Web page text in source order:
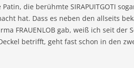
die berühmte SIRAPUITGOTI
hat. Dass es neben den allseits
FRAUENLOB gab, weiß ich seit der
betrifft, geht fast schon in den